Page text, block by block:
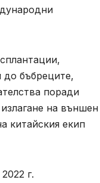
до бъбреците,
поради
на външен
китайския екип
г.